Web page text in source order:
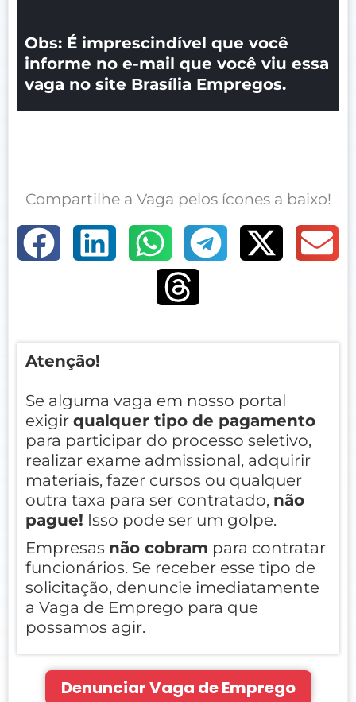
Obs: É imprescindível que você
informe no e-mail que você viu essa
vaga no site Brasília Empregos.
Compartilhe a Vaga pelos ícones a baixo!
Atenção!
Se alguma vaga em nosso portal
exigir qualquer tipo de pagamento
para participar do processo seletivo,
realizar exame admissional, adquirir
materiais, fazer cursos ou qualquer
outra taxa para ser contratado, não
pague! Isso pode ser um golpe.
Empresas não cobram para contratar
funcionários. Se receber esse tipo de
solicitação, denuncie imediatamente
a Vaga de Emprego para que
possamos agir.
Denunciar Vaga de Emprego